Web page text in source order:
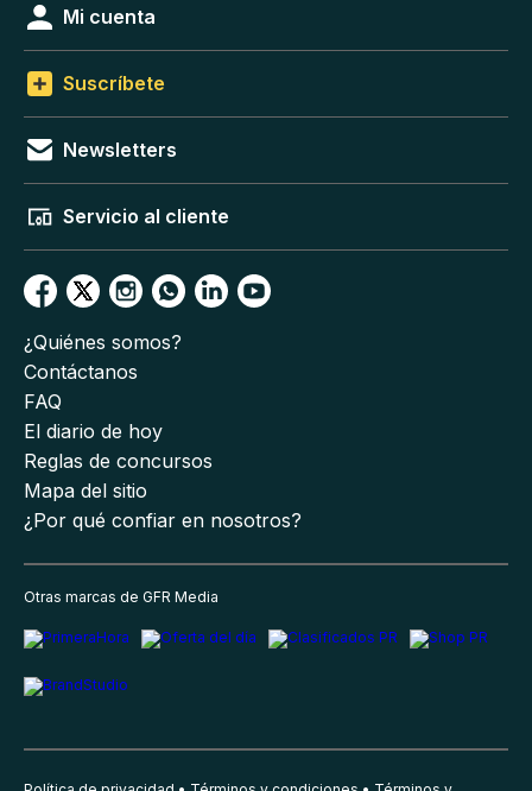
Mi cuenta
Suscríbete
Newsletters
Servicio al cliente
¿Quiénes somos?
Contáctanos
FAQ
El diario de hoy
Reglas de concursos
Mapa del sitio
¿Por qué confiar en nosotros?
Otras marcas de GFR Media